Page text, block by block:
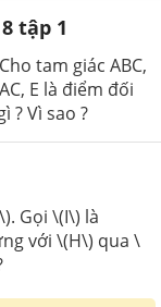
tập 1
tam giác ABC,
E là điểm đối
? Vì sao ?
Gọi \(I\) là
với \(H\) qua \